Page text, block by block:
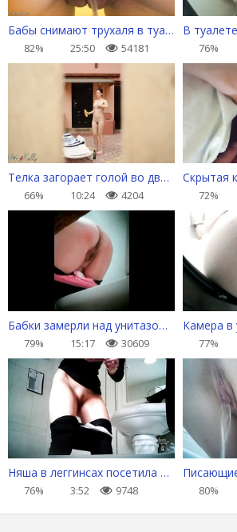
Бабы снимают трухаля в туалете и ссут мощной струей
82% 25:50 54181 76%
Телка загорает голой во дворе, мастурбирует и писается от оргазма
66% 10:24 4204 72%
Бабки замерли над унитазом, чтобы поссать
79% 15:17 30609 77%
Няша в леггинсах посетила дамскую комнату
76% 3:52 9748 80%